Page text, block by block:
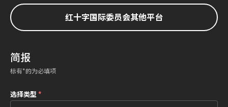
红十字国际委员会其他平台
简报
标有*的为必填项
选择类型*